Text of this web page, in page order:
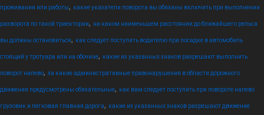
проживания или работы, какие указатели поворота вы обязаны включить при выполнении
разворота по такой траектории, на каком наименьшем расстоянии до ближайшего рельса
вы должны остановиться, как следует поступить водителю при посадке в автомобиль
стоящий у тротуара или на обочине, какие из указанных знаков разрешают выполнить
поворот налево, за какие административные правонарушения в области дорожного
движения предусмотрены обязательные, как вам следует поступить при повороте налево
грузовик и легковая главная дорога, какие из указанных знаков разрешают движение